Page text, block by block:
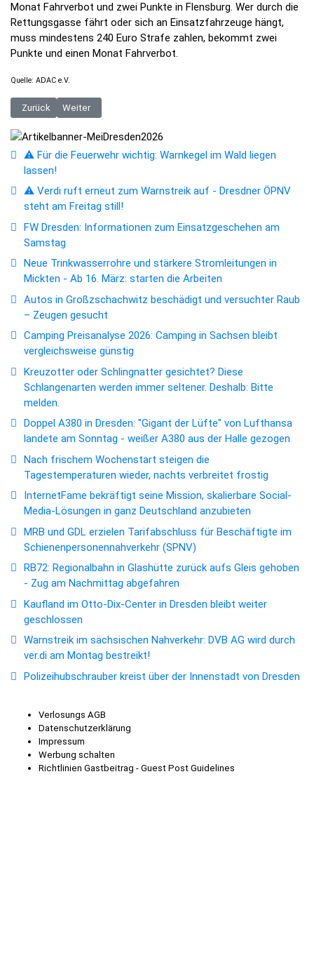
Monat Fahrverbot und zwei Punkte in Flensburg. Wer durch die
Rettungsgasse fährt oder sich an Einsatzfahrzeuge hängt,
muss mindestens 240 Euro Strafe zahlen, bekommt zwei
Punkte und einen Monat Fahrverbot.
Quelle: ADAC e.V.
Vorheriger Beitrag: Sachsens Schüler starten in die Sommerferien -
Zurück Nächster Beitrag: Gojko Mitić und Eberhard Görner im
Weiter
⚠️ Für die Feuerwehr wichtig: Warnkegel im Wald liegen
lassen!
⚠️ Verdi ruft erneut zum Warnstreik auf - Dresdner ÖPNV
steht am Freitag still!
FW Dresden: Informationen zum Einsatzgeschehen am
Samstag
Neue Trinkwasserrohre und stärkere Stromleitungen in
Mickten - Ab 16. März: starten die Arbeiten
Autos in Großzschachwitz beschädigt und versuchter Raub
– Zeugen gesucht
Camping Preisanalyse 2026: Camping in Sachsen bleibt
vergleichsweise günstig
Kreuzotter oder Schlingnatter gesichtet? Diese
Schlangenarten werden immer seltener. Deshalb: Bitte
melden.
Doppel A380 in Dresden: "Gigant der Lüfte" von Lufthansa
landete am Sonntag - weißer A380 aus der Halle gezogen
Nach frischem Wochenstart steigen die
Tagestemperaturen wieder, nachts verbreitet frostig
InternetFame bekräftigt seine Mission, skalierbare Social-
Media-Lösungen in ganz Deutschland anzubieten
MRB und GDL erzielen Tarifabschluss für Beschäftigte im
Schienenpersonennahverkehr (SPNV)
RB72: Regionalbahn in Glashütte zurück aufs Gleis gehoben
- Zug am Nachmittag abgefahren
Kaufland im Otto-Dix-Center in Dresden bleibt weiter
geschlossen
Warnstreik im sächsischen Nahverkehr: DVB AG wird durch
ver.di am Montag bestreikt!
Polizeihubschrauber kreist über der Innenstadt von Dresden
Verlosungs AGB
Datenschutzerklärung
Impressum
Werbung schalten
Richtlinien Gastbeitrag - Guest Post Guidelines